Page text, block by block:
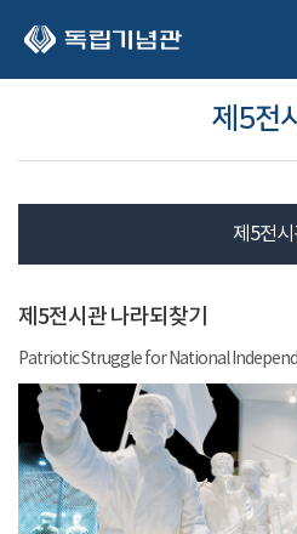
제5전
제5전시
제5전시관 나라되찾기
Patriotic Struggle for National